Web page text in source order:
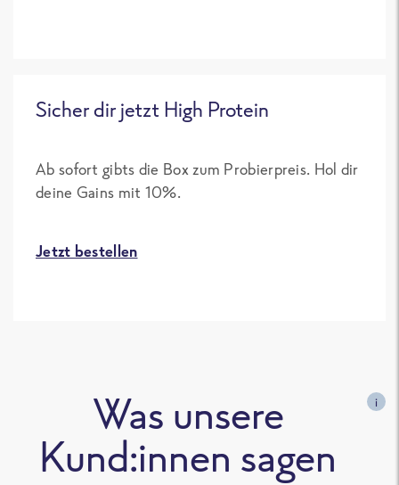
Sicher dir jetzt High Protein
Ab sofort gibts die Box zum Probierpreis. Hol dir
deine Gains mit 10%.
Jetzt bestellen
Was unsere
Kund:innen sagen
i